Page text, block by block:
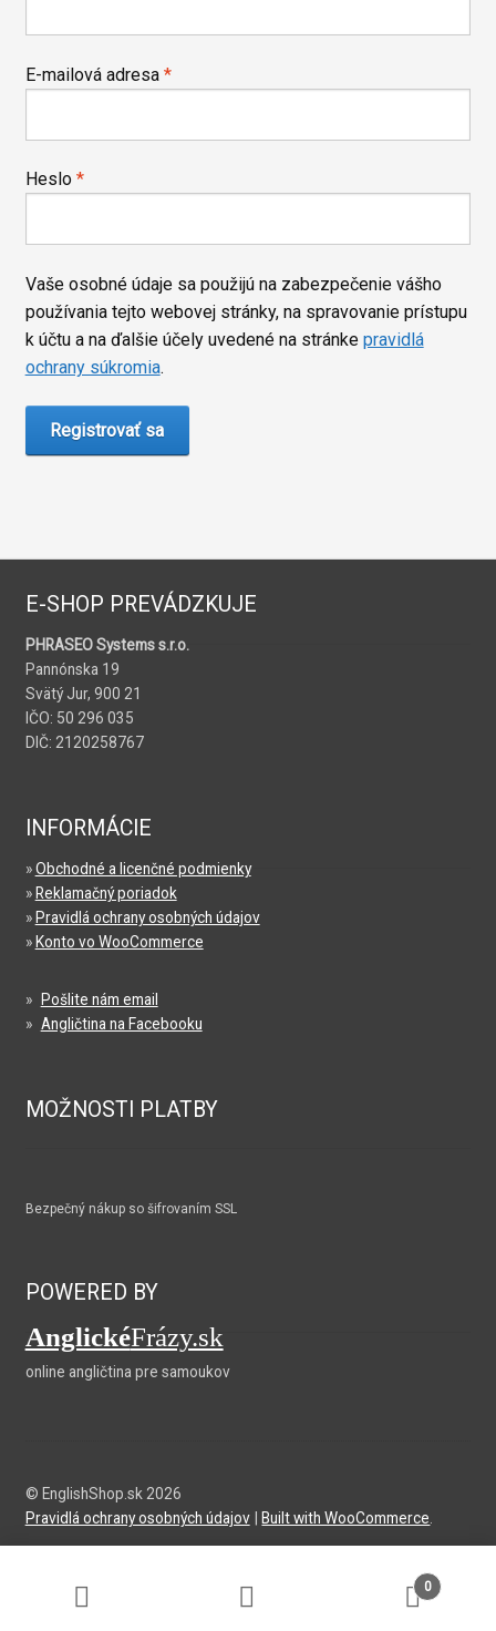
E-mailová adresa *Povinné
Heslo *Povinné
Vaše osobné údaje sa použijú na zabezpečenie vášho
používania tejto webovej stránky, na spravovanie prístupu
k účtu a na ďalšie účely uvedené na stránke pravidlá
ochrany súkromia.
Registrovať sa
E-SHOP PREVÁDZKUJE
PHRASEO Systems s.r.o.
Pannónska 19
Svätý Jur, 900 21
IČO: 50 296 035
DIČ: 2120258767
INFORMÁCIE
»Obchodné a licenčné podmienky
» Reklamačný poriadok
» Pravidlá ochrany osobných údajov
» Konto vo WooCommerce
»
Pošlite nám email
» Angličtina na Facebooku
MOŽNOSTI PLATBY
Bezpečný nákup so šifrovaním SSL
POWERED BY
AnglickéFrázy.sk
online angličtina pre samoukov
© EnglishShop.sk 2026
Pravidlá ochrany osobných údajov
Built with WooCommerce
Vyhľadávanie
0